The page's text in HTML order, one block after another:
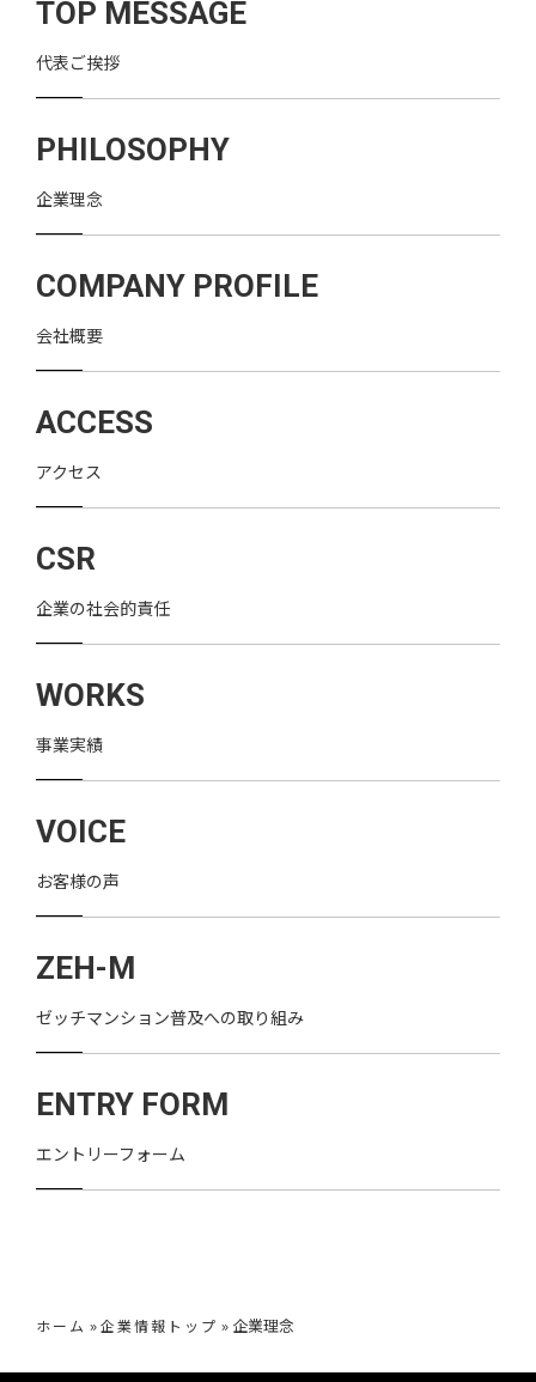
TOP MESSAGE
代表ご挨拶
PHILOSOPHY
企業理念
COMPANY PROFILE
会社概要
ACCESS
アクセス
CSR
企業の社会的責任
WORKS
事業実績
VOICE
お客様の声
ZEH-M
ゼッチマンション普及への取り組み
ENTRY FORM
エントリーフォーム
ホーム »企業情報トップ » 企業理念